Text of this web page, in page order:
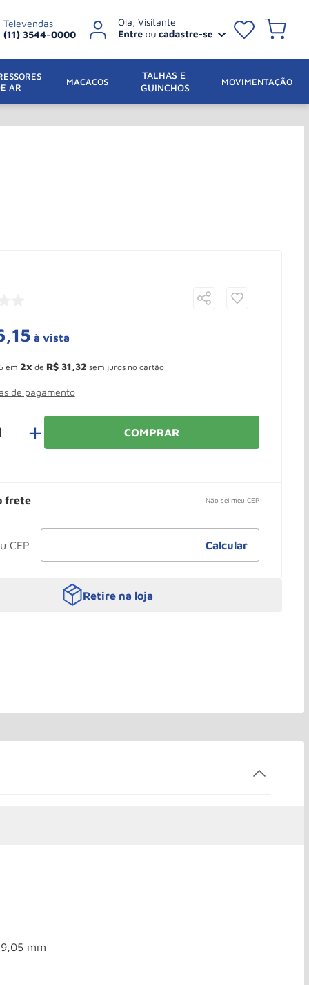
Televendas
(11) 3544-0000
AR
MACACOS
TALHAS E
GUINCHOS
MOVIMENTAÇÃO
,15 à vista
em 2 de R$ 31,32 sem juros no cartão
de pagamento
＋ COMPRAR
frete Não sei meu CEP
Retire na loja
mm